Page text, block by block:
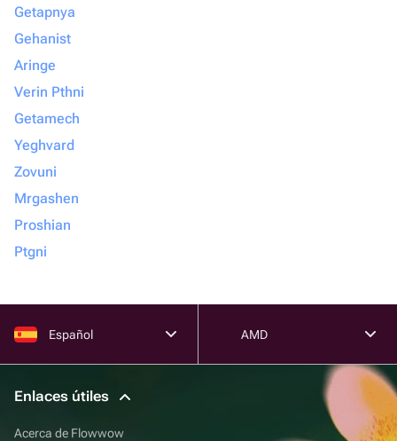
Getapnya
Gehanist
Aringe
Verin Pthni
Getamech
Yeghvard
Zovuni
Mrgashen
Proshian
Ptgni
Español AMD
Enlaces útiles
Acerca de Flowwow